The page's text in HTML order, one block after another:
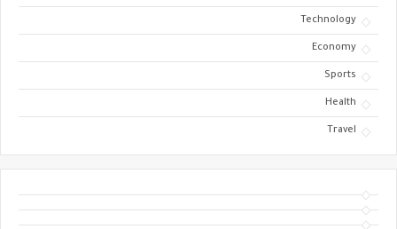
Technology
Economy
Sports
Health
Travel